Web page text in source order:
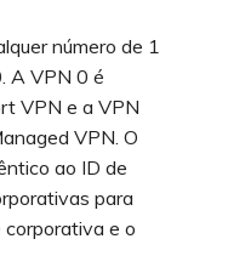
número de 1
A VPN 0 é
VPN e a VPN
VPN. O
ao ID de
para
e o